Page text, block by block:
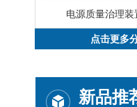
电源质量治理装
点击更多
新品推